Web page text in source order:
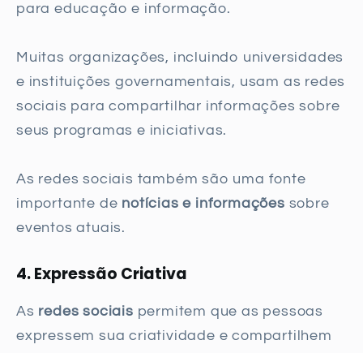
para educação e informação.
Muitas organizações, incluindo universidades
e instituições governamentais, usam as redes
sociais para compartilhar informações sobre
seus programas e iniciativas.
As redes sociais também são uma fonte
importante de notícias e informações sobre
eventos atuais.
4. Expressão Criativa
As redes sociais permitem que as pessoas
expressem sua criatividade e compartilhem